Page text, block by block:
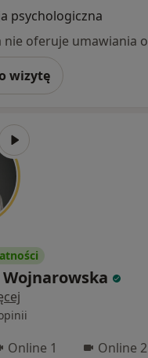
psychologiczna
wizytę
Online 1 Online 2